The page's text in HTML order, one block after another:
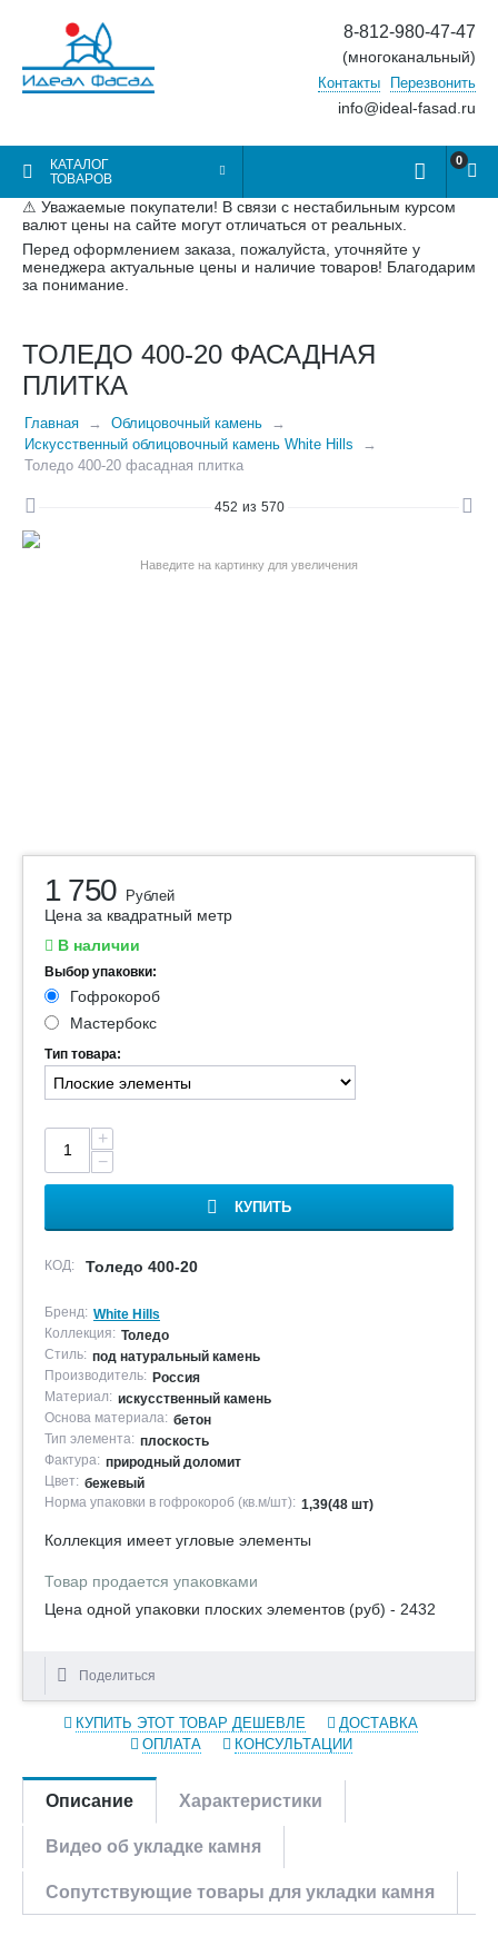
8-812-980-47-47
(многоканальный)
Контакты Перезвонить
info@ideal-fasad.ru
КАТАЛОГ
ТОВАРОВ
0
⚠ Уважаемые покупатели! В связи с нестабильным курсом
валют цены на сайте могут отличаться от реальных.
Перед оформлением заказа, пожалуйста, уточняйте у
менеджера актуальные цены и наличие товаров! Благодарим
за понимание.
ТОЛЕДО 400-20 ФАСАДНАЯ
ПЛИТКА
Главная
Облицовочный камень
Искусственный облицовочный камень White Hills
Толедо 400-20 фасадная плитка
452 из 570
Наведите на картинку для увеличения
1 750 Рублей
Цена за квадратный метр
В наличии
Выбор упаковки:
Гофрокороб
Мастербокс
Тип товара:
+
−
КУПИТЬ
КОД: Толедо 400-20
Бренд: White Hills
Коллекция: Толедо
Стиль: под натуральный камень
Производитель: Россия
Материал: искусственный камень
Основа материала: бетон
Тип элемента: плоскость
Фактура: природный доломит
Цвет: бежевый
Норма упаковки в гофрокороб (кв.м/шт): 1,39(48 шт)
Коллекция имеет угловые элементы
Товар продается упаковками
Цена одной упаковки плоских элементов (руб) - 2432
Поделиться
КУПИТЬ ЭТОТ ТОВАР ДЕШЕВЛЕ
ДОСТАВКА
ОПЛАТА
КОНСУЛЬТАЦИИ
Описание Характеристики
Видео об укладке камня
Сопутствующие товары для укладки камня